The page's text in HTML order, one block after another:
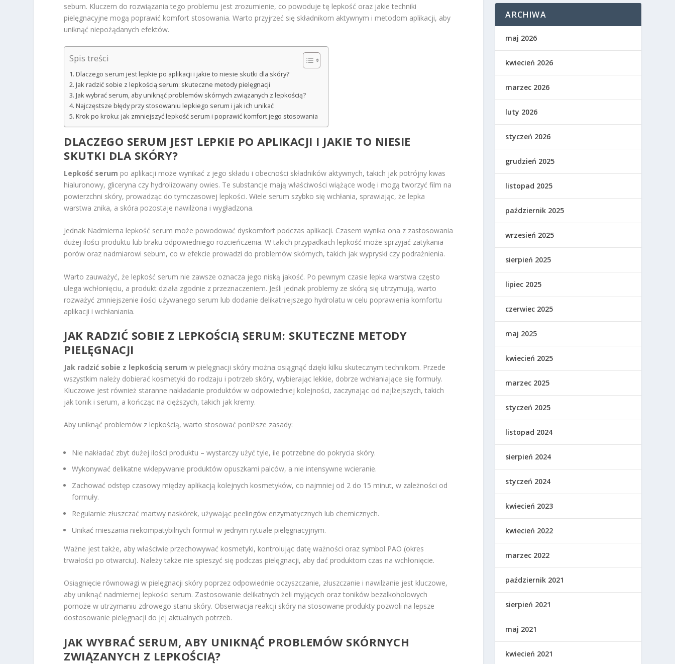
sebum. Kluczem do rozwiązania tego problemu jest zrozumienie, co powoduje tę lepkość oraz jakie techniki
pielęgnacyjne mogą poprawić komfort stosowania. Warto przyjrzeć się składnikom aktywnym i metodom aplikacji, aby
uniknąć niepożądanych efektów.
Spis treści
Dlaczego serum jest lepkie po aplikacji i jakie to niesie skutki dla skóry?
Jak radzić sobie z lepkością serum: skuteczne metody pielęgnacji
Jak wybrać serum, aby uniknąć problemów skórnych związanych z lepkością?
Najczęstsze błędy przy stosowaniu lepkiego serum i jak ich unikać
Krok po kroku: jak zmniejszyć lepkość serum i poprawić komfort jego stosowania
DLACZEGO SERUM JEST LEPKIE PO APLIKACJI I JAKIE TO NIESIE
SKUTKI DLA SKÓRY?
Lepkość serum po aplikacji może wynikać z jego składu i obecności składników aktywnych, takich jak potrójny kwas
hialuronowy, gliceryna czy hydrolizowany owies. Te substancje mają właściwości wiążące wodę i mogą tworzyć film na
powierzchni skóry, prowadząc do tymczasowej lepkości. Wiele serum szybko się wchłania, sprawiając, że lepka
warstwa znika, a skóra pozostaje nawilżona i wygładzona.
Jednak Nadmierna lepkość serum może powodować dyskomfort podczas aplikacji. Czasem wynika ona z zastosowania
dużej ilości produktu lub braku odpowiedniego rozcieńczenia. W takich przypadkach lepkość może sprzyjać zatykania
porów oraz nadmiarowi sebum, co w efekcie prowadzi do problemów skórnych, takich jak wypryski czy podrażnienia.
Warto zauważyć, że lepkość serum nie zawsze oznacza jego niską jakość. Po pewnym czasie lepka warstwa często
ulega wchłonięciu, a produkt działa zgodnie z przeznaczeniem. Jeśli jednak problemy ze skórą się utrzymują, warto
rozważyć zmniejszenie ilości używanego serum lub dodanie delikatniejszego hydrolatu w celu poprawienia komfortu
aplikacji i wchłaniania.
JAK RADZIĆ SOBIE Z LEPKOŚCIĄ SERUM: SKUTECZNE METODY
PIELĘGNACJI
Jak radzić sobie z lepkością serum w pielęgnacji skóry można osiągnąć dzięki kilku skutecznym technikom. Przede
wszystkim należy dobierać kosmetyki do rodzaju i potrzeb skóry, wybierając lekkie, dobrze wchłaniające się formuły.
Kluczowe jest również staranne nakładanie produktów w odpowiedniej kolejności, zaczynając od najlżejszych, takich
jak tonik i serum, a kończąc na cięższych, takich jak kremy.
Aby uniknąć problemów z lepkością, warto stosować poniższe zasady:
Nie nakładać zbyt dużej ilości produktu – wystarczy użyć tyle, ile potrzebne do pokrycia skóry.
Wykonywać delikatne wklepywanie produktów opuszkami palców, a nie intensywne wcieranie.
Zachować odstęp czasowy między aplikacją kolejnych kosmetyków, co najmniej od 2 do 15 minut, w zależności od
formuły.
Regularnie złuszczać martwy naskórek, używając peelingów enzymatycznych lub chemicznych.
Unikać mieszania niekompatybilnych formuł w jednym rytuale pielęgnacyjnym.
Ważne jest także, aby właściwie przechowywać kosmetyki, kontrolując datę ważności oraz symbol PAO (okres
trwałości po otwarciu). Należy także nie spieszyć się podczas pielęgnacji, aby dać produktom czas na wchłonięcie.
Osiągnięcie równowagi w pielęgnacji skóry poprzez odpowiednie oczyszczanie, złuszczanie i nawilżanie jest kluczowe,
aby uniknąć nadmiernej lepkości serum. Zastosowanie delikatnych żeli myjących oraz toników bezalkoholowych
pomoże w utrzymaniu zdrowego stanu skóry. Obserwacja reakcji skóry na stosowane produkty pozwoli na lepsze
dostosowanie pielęgnacji do jej aktualnych potrzeb.
JAK WYBRAĆ SERUM, ABY UNIKNĄĆ PROBLEMÓW SKÓRNYCH
ZWIĄZANYCH Z LEPKOŚCIĄ?
ARCHIWA
maj 2026
kwiecień 2026
marzec 2026
luty 2026
styczeń 2026
grudzień 2025
listopad 2025
październik 2025
wrzesień 2025
sierpień 2025
lipiec 2025
czerwiec 2025
maj 2025
kwiecień 2025
marzec 2025
styczeń 2025
listopad 2024
sierpień 2024
styczeń 2024
kwiecień 2023
kwiecień 2022
marzec 2022
październik 2021
sierpień 2021
maj 2021
kwiecień 2021